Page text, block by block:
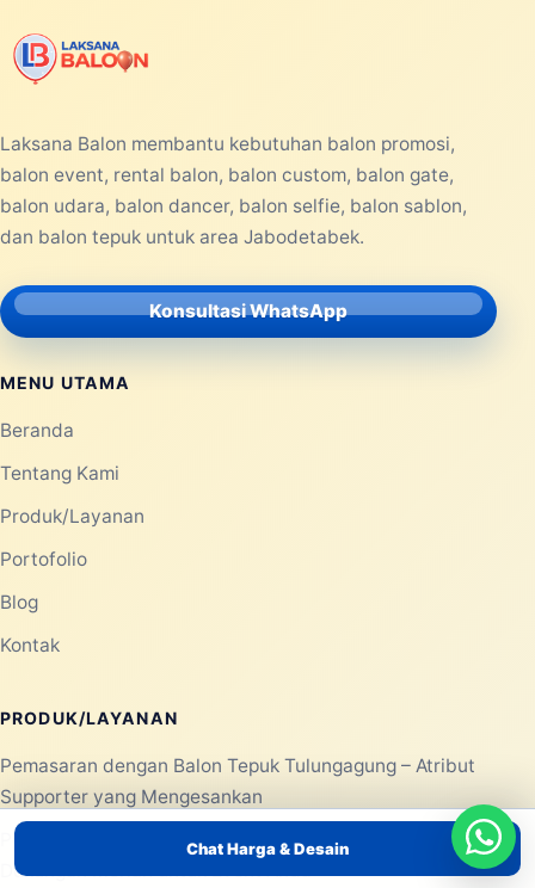
Chat Harga & Desain
Laksana Balon membantu kebutuhan balon promosi,
balon event, rental balon, balon custom, balon gate,
balon udara, balon dancer, balon selfie, balon sablon,
dan balon tepuk untuk area Jabodetabek.
Konsultasi WhatsApp
MENU UTAMA
Beranda
Tentang Kami
Produk/Layanan
Portofolio
Blog
Kontak
PRODUK/LAYANAN
Pemasaran dengan Balon Tepuk Tulungagung – Atribut
Supporter yang Mengesankan
Pemasaran dengan Balon Tepuk Tuban – Dapatkan
Dukungan Meriah untuk Event Anda